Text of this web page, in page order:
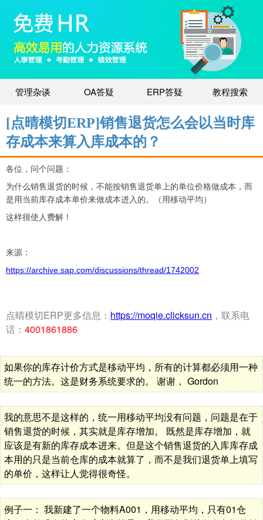
管理杂谈 OA答疑 ERP答疑 教程搜索
[点晴模切ERP]销售退货怎么会以当时库
存成本来算入库成本的？
各位，问个问题：
为什么销售退货的时候，不能按销售退货单上的单位价格做成本，而
是用当前库存成本单价来做成本进入的。（用移动平均）
这样很使人费解！
来源：
https://archive.sap.com/discussions/thread/1742002
点晴模切ERP更多信息： https://moqie.clicksun.cn ，联系电
话： 4001861886
如果你的库存计价方式是移动平均，所有的计算都必须用一种
统一的方法。这是财务系统要求的。 谢谢， Gordon
我的意思不是这样的，统一用移动平均没有问题，问题是在于
销售退货的时候，其实就是库存增加。 既然是库存增加，就
应该是有新的库存成本进来。但是这个销售退货的入库库存成
本用的只是当前仓库的成本就算了，而不是我们退货单上填写
的单价，这样让人觉得很奇怪。
例子一： 我新建了一个物料A001，用移动平均，只有01仓